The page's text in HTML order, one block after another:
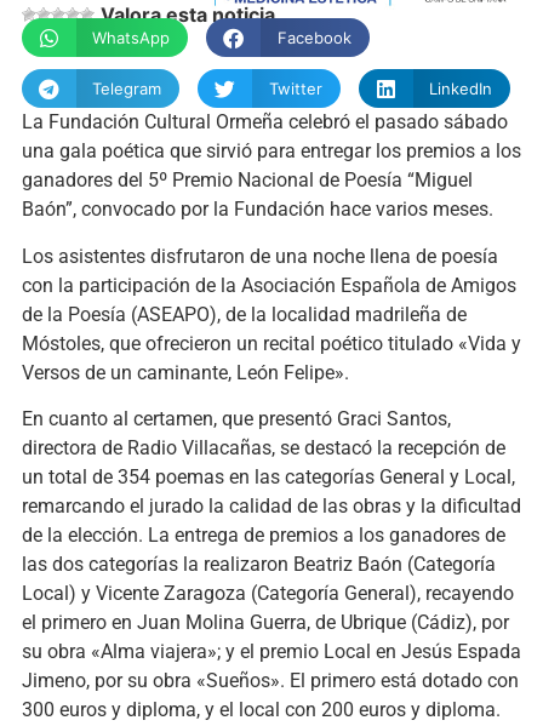
Valora esta noticia
WhatsApp Facebook
Telegram Twitter LinkedIn
La Fundación Cultural Ormeña celebró el pasado sábado
una gala poética que sirvió para entregar los premios a los
ganadores del 5º Premio Nacional de Poesía “Miguel
Baón”, convocado por la Fundación hace varios meses.
Los asistentes disfrutaron de una noche llena de poesía
con la participación de la Asociación Española de Amigos
de la Poesía (ASEAPO), de la localidad madrileña de
Móstoles, que ofrecieron un recital poético titulado «Vida y
Versos de un caminante, León Felipe».
En cuanto al certamen, que presentó Graci Santos,
directora de Radio Villacañas, se destacó la recepción de
un total de 354 poemas en las categorías General y Local,
remarcando el jurado la calidad de las obras y la dificultad
de la elección. La entrega de premios a los ganadores de
las dos categorías la realizaron Beatriz Baón (Categoría
Local) y Vicente Zaragoza (Categoría General), recayendo
el primero en Juan Molina Guerra, de Ubrique (Cádiz), por
su obra «Alma viajera»; y el premio Local en Jesús Espada
Jimeno, por su obra «Sueños». El primero está dotado con
300 euros y diploma, y el local con 200 euros y diploma.